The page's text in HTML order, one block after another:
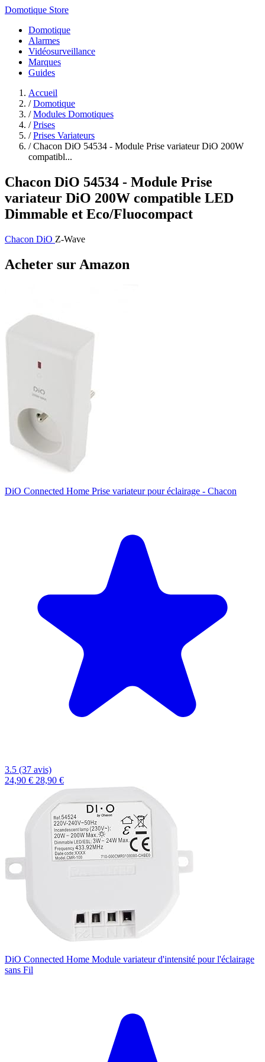
Domotique Store
Domotique
Alarmes
Vidéosurveillance
Marques
Guides
Accueil
/ Domotique
/ Modules Domotiques
/ Prises
/ Prises Variateurs
/ Chacon DiO 54534 - Module Prise variateur DiO 200W
compatibl...
Chacon DiO 54534 - Module Prise
variateur DiO 200W compatible LED
Dimmable et Eco/Fluocompact
Chacon DiO Z-Wave
Acheter sur Amazon
DiO Connected Home Prise variateur pour éclairage - Chacon
3.5 (37 avis)
24,90 € 28,90 €
DiO Connected Home Module variateur d'intensité pour l'éclairage
sans Fil